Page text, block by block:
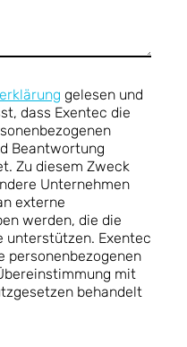
gelesen und
dass Exentec die
Beantwortung
Zu diesem Zweck
Unternehmen
externe
werden, die die
unterstützen. Exentec
personenbezogenen
mit
behandelt